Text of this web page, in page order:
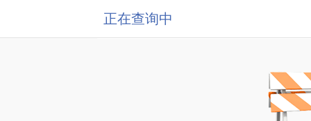
正在查询中